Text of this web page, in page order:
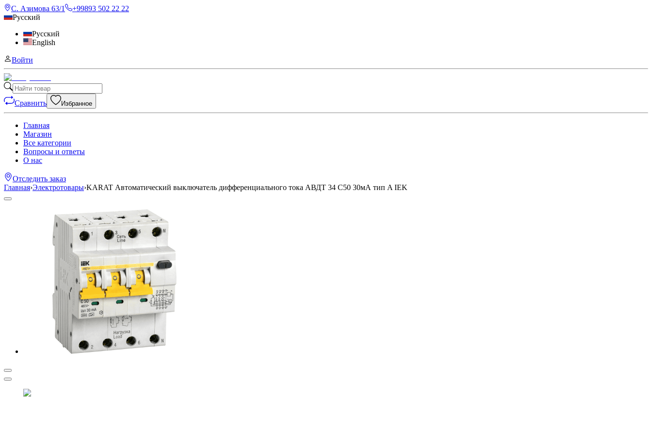
С. Азимова 63/1
+99893 502 22 22
Русский
Русский
English
Войти
Сравнить Избранное
Главная
Магазин
Все категории
Вопросы и ответы
О нас
Отследить заказ
Главная›Электротовары›KARAT Автоматический выключатель дифференциального тока АВДТ 34 C50 30мА тип A IEK